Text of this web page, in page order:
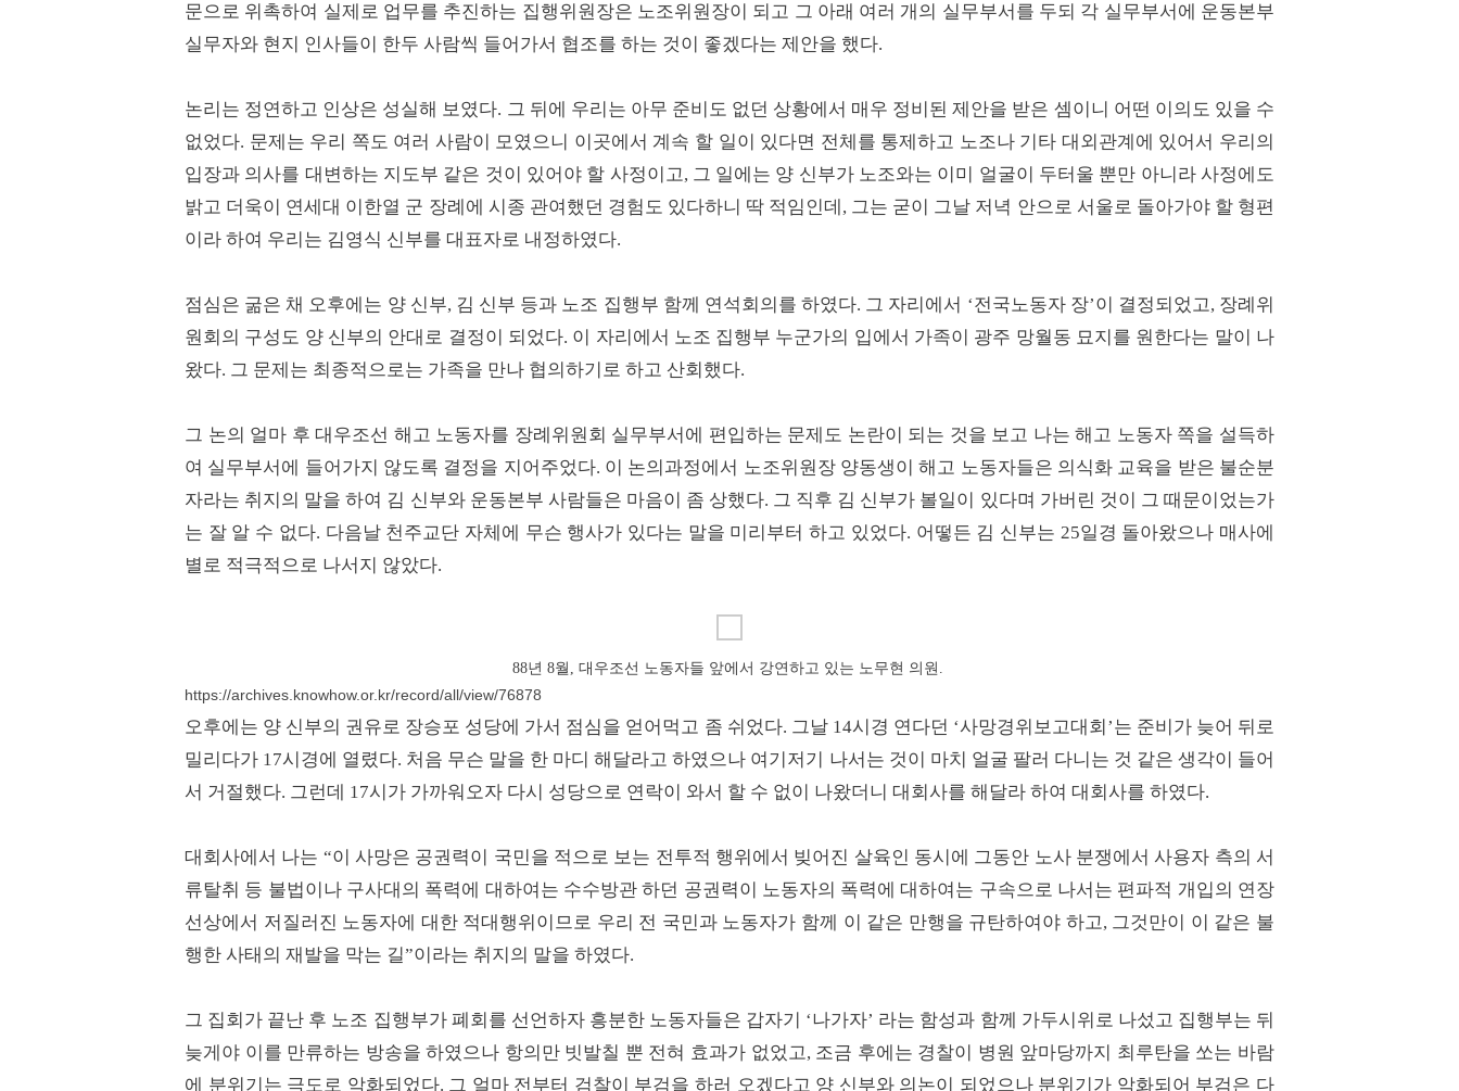
문으로 위촉하여 실제로 업무를 추진하는 집행위원장은 노조위원장이 되고 그 아래 여러 개의 실무부서를 두되 각 실무부서에 운동본부
실무자와 현지 인사들이 한두 사람씩 들어가서 협조를 하는 것이 좋겠다는 제안을 했다.
논리는 정연하고 인상은 성실해 보였다. 그 뒤에 우리는 아무 준비도 없던 상황에서 매우 정비된 제안을 받은 셈이니 어떤 이의도 있을 수
없었다. 문제는 우리 쪽도 여러 사람이 모였으니 이곳에서 계속 할 일이 있다면 전체를 통제하고 노조나 기타 대외관계에 있어서 우리의
입장과 의사를 대변하는 지도부 같은 것이 있어야 할 사정이고, 그 일에는 양 신부가 노조와는 이미 얼굴이 두터울 뿐만 아니라 사정에도
밝고 더욱이 연세대 이한열 군 장례에 시종 관여했던 경험도 있다하니 딱 적임인데, 그는 굳이 그날 저녁 안으로 서울로 돌아가야 할 형편
이라 하여 우리는 김영식 신부를 대표자로 내정하였다.
점심은 굶은 채 오후에는 양 신부, 김 신부 등과 노조 집행부 함께 연석회의를 하였다. 그 자리에서 ‘전국노동자 장’이 결정되었고, 장례위
원회의 구성도 양 신부의 안대로 결정이 되었다. 이 자리에서 노조 집행부 누군가의 입에서 가족이 광주 망월동 묘지를 원한다는 말이 나
왔다. 그 문제는 최종적으로는 가족을 만나 협의하기로 하고 산회했다.
그 논의 얼마 후 대우조선 해고 노동자를 장례위원회 실무부서에 편입하는 문제도 논란이 되는 것을 보고 나는 해고 노동자 쪽을 설득하
여 실무부서에 들어가지 않도록 결정을 지어주었다. 이 논의과정에서 노조위원장 양동생이 해고 노동자들은 의식화 교육을 받은 불순분
자라는 취지의 말을 하여 김 신부와 운동본부 사람들은 마음이 좀 상했다. 그 직후 김 신부가 볼일이 있다며 가버린 것이 그 때문이었는가
는 잘 알 수 없다. 다음날 천주교단 자체에 무슨 행사가 있다는 말을 미리부터 하고 있었다. 어떻든 김 신부는 25일경 돌아왔으나 매사에
별로 적극적으로 나서지 않았다.
88년 8월, 대우조선 노동자들 앞에서 강연하고 있는 노무현 의원.
https://archives.knowhow.or.kr/record/all/view/76878
오후에는 양 신부의 권유로 장승포 성당에 가서 점심을 얻어먹고 좀 쉬었다. 그날 14시경 연다던 ‘사망경위보고대회’는 준비가 늦어 뒤로
밀리다가 17시경에 열렸다. 처음 무슨 말을 한 마디 해달라고 하였으나 여기저기 나서는 것이 마치 얼굴 팔러 다니는 것 같은 생각이 들어
서 거절했다. 그런데 17시가 가까워오자 다시 성당으로 연락이 와서 할 수 없이 나왔더니 대회사를 해달라 하여 대회사를 하였다.
대회사에서 나는 “이 사망은 공권력이 국민을 적으로 보는 전투적 행위에서 빚어진 살육인 동시에 그동안 노사 분쟁에서 사용자 측의 서
류탈취 등 불법이나 구사대의 폭력에 대하여는 수수방관 하던 공권력이 노동자의 폭력에 대하여는 구속으로 나서는 편파적 개입의 연장
선상에서 저질러진 노동자에 대한 적대행위이므로 우리 전 국민과 노동자가 함께 이 같은 만행을 규탄하여야 하고, 그것만이 이 같은 불
행한 사태의 재발을 막는 길”이라는 취지의 말을 하였다.
그 집회가 끝난 후 노조 집행부가 폐회를 선언하자 흥분한 노동자들은 갑자기 ‘나가자’ 라는 함성과 함께 가두시위로 나섰고 집행부는 뒤
늦게야 이를 만류하는 방송을 하였으나 항의만 빗발칠 뿐 전혀 효과가 없었고, 조금 후에는 경찰이 병원 앞마당까지 최루탄을 쏘는 바람
에 분위기는 극도로 악화되었다. 그 얼마 전부터 검찰이 부검을 하러 오겠다고 양 신부와 의논이 되었으나 분위기가 악화되어 부검은 다